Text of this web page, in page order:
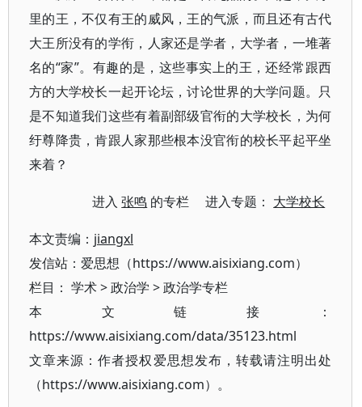
里的王，不仅有王的威风，王的气派，而且还有古代
大王所没有的学衔，人家还是学者，大学者，一堆著
名的“家”。有趣的是，这些事实上的王，还经常跟西
方的大学校长一起开论坛，讨论世界的大学问题。只
是不知道我们这些有着副部级官衔的大学校长，为何
纡尊降贵，肯跟人家那些根本没官衔的校长平起平坐
来着？
进入张鸣 的专栏 进入专题： 大学校长
本文责编： jiangxl
发信站：爱思想（https://www.aisixiang.com）
栏目： 学术>政治学 >政治学专栏
本文链接：
https://www.aisixiang.com/data/35123.html
文章来源：作者授权爱思想发布，转载请注明出处
（https://www.aisixiang.com）。